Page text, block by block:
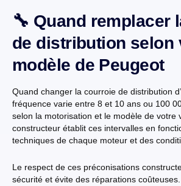
🔧 Quand remplacer
de distribution selon
modèle de Peugeot
Quand changer la courroie de distribution
fréquence varie entre 8 et 10 ans ou 100
selon la motorisation et le modèle de votre
constructeur établit ces intervalles en
techniques de chaque moteur et des
Le respect de ces préconisations
sécurité et évite des réparations